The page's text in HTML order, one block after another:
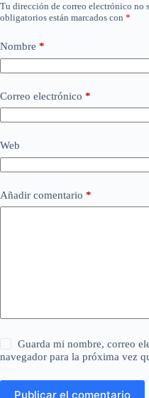
Tu dirección de correo electrónico no
obligatorios están marcados con *
Nombre *
Correo electrónico *
Web
Añadir comentario *
Guarda mi nombre, correo
navegador para la próxima vez
Publicar el comentario